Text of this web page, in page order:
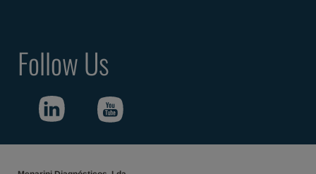
Follow Us